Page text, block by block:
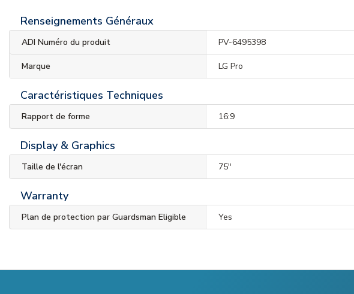
Renseignements Généraux
ADI Numéro du produit PV-6495398
Marque LG Pro
Caractéristiques Techniques
Rapport de forme 16:9
Display & Graphics
Taille de l'écran 75"
Warranty
Plan de protection par Guardsman Eligible Yes